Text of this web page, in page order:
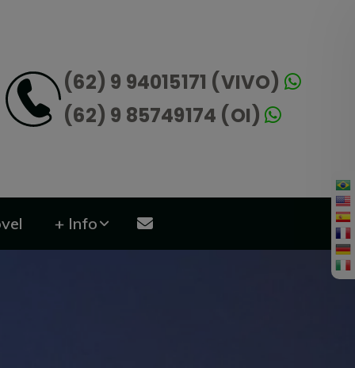
(62) 9 94015171 (VIVO)
(62) 9 85749174 (OI)
+ Info